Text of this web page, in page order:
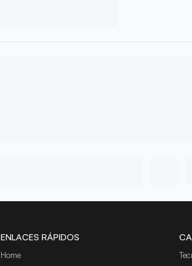
ENLACES RÁPIDOS
Home